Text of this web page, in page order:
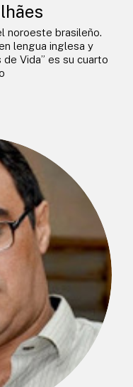
noroeste brasileño.
lengua inglesa y
Vida” es su cuarto